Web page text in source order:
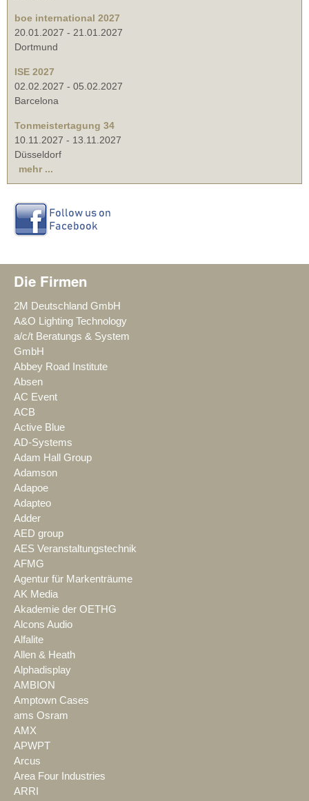
boe international 2027
20.01.2027 - 21.01.2027
Dortmund
ISE 2027
02.02.2027 - 05.02.2027
Barcelona
Tonmeistertagung 34
10.11.2027 - 13.11.2027
Düsseldorf
mehr ...
Die Firmen
2M Deutschland GmbH
A&O Lighting Technology
a/c/t Beratungs & System
GmbH
Abbey Road Institute
Absen
AC Event
ACB
Active Blue
AD-Systems
Adam Hall Group
Adamson
Adapoe
Adapteo
Adder
AED group
AES Veranstaltungstechnik
AFMG
Agentur für Markenträume
AK Media
Akademie der OETHG
Alcons Audio
Alfalite
Allen & Heath
Alphadisplay
AMBION
Amptown Cases
ams Osram
AMX
APWPT
Arcus
Area Four Industries
ARRI